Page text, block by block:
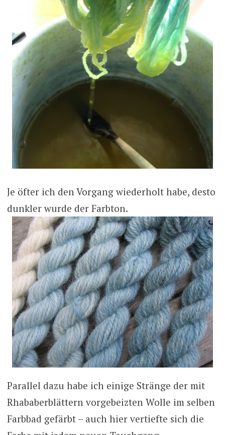
Je öfter ich den Vorgang wiederholt habe, desto
dunkler wurde der Farbton.
Parallel dazu habe ich einige Stränge der mit
Rhababerblättern vorgebeizten Wolle im selben
Farbbad gefärbt – auch hier vertiefte sich die